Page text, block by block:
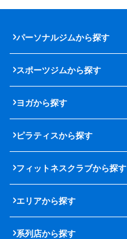
パーソナルジムから探す
スポーツジムから探す
ヨガから探す
ピラティスから探す
フィットネスクラブから探す
エリアから探す
系列店から探す